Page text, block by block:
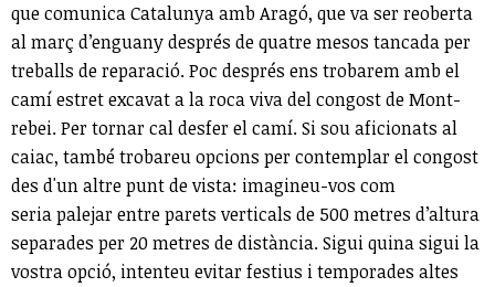
que comunica Catalunya amb Aragó, que va ser reoberta
al març d’enguany després de quatre mesos tancada per
treballs de reparació. Poc després ens trobarem amb el
camí estret excavat a la roca viva del congost de Mont-
rebei. Per tornar cal desfer el camí. Si sou aficionats al
caiac, també trobareu opcions per contemplar el congost
des d'un altre punt de vista: imagineu-vos com
seria palejar entre parets verticals de 500 metres d’altura
separades per 20 metres de distància. Sigui quina sigui la
vostra opció, intenteu evitar festius i temporades altes